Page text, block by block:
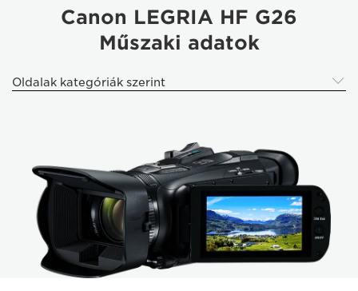
Canon LEGRIA HF G26
Canon LEGRIA HF G26
Műszaki adatok
Oldalak kategóriák szerint